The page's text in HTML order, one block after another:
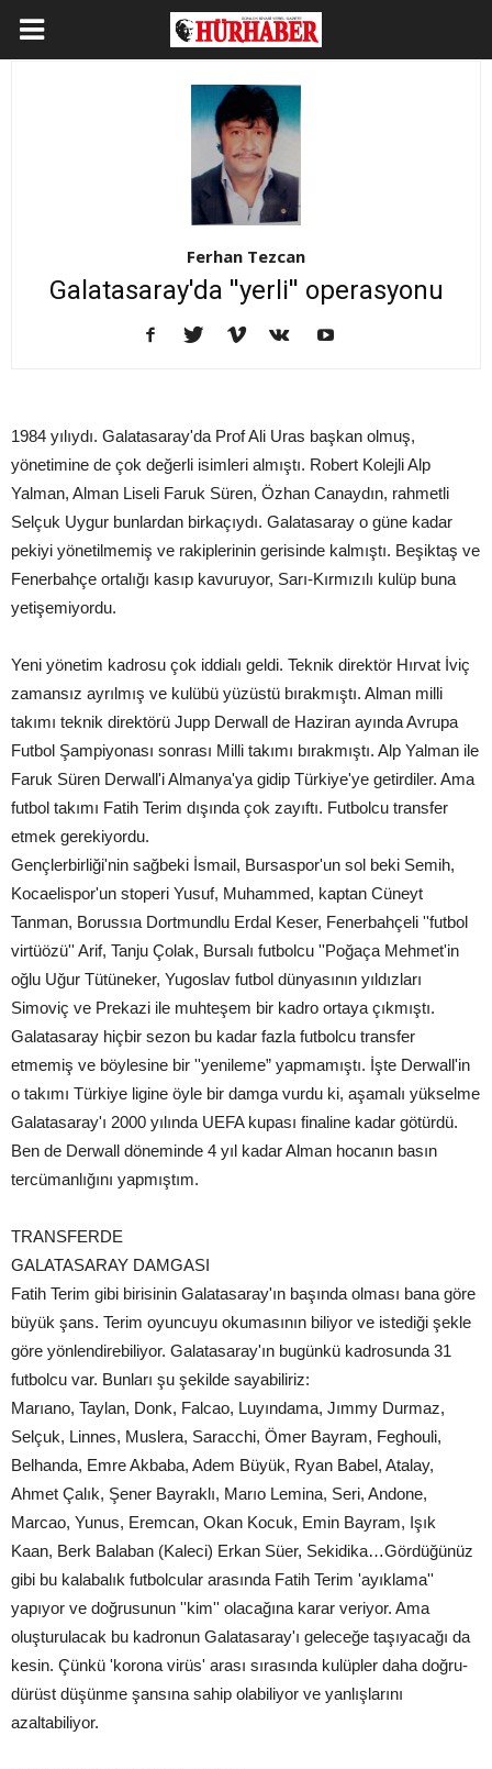
Ferhan Tezcan
Galatasaray'da ''yerli'' operasyonu
1984 yılıydı. Galatasaray'da Prof Ali Uras başkan olmuş,
yönetimine de çok değerli isimleri almıştı. Robert Kolejli Alp
Yalman, Alman Liseli Faruk Süren, Özhan Canaydın, rahmetli
Selçuk Uygur bunlardan birkaçıydı. Galatasaray o güne kadar
pekiyi yönetilmemiş ve rakiplerinin gerisinde kalmıştı. Beşiktaş ve
Fenerbahçe ortalığı kasıp kavuruyor, Sarı-Kırmızılı kulüp buna
yetişemiyordu.
Yeni yönetim kadrosu çok iddialı geldi. Teknik direktör Hırvat İviç
zamansız ayrılmış ve kulübü yüzüstü bırakmıştı. Alman milli
takımı teknik direktörü Jupp Derwall de Haziran ayında Avrupa
Futbol Şampiyonası sonrası Milli takımı bırakmıştı. Alp Yalman ile
Faruk Süren Derwall'i Almanya'ya gidip Türkiye'ye getirdiler. Ama
futbol takımı Fatih Terim dışında çok zayıftı. Futbolcu transfer
etmek gerekiyordu.
Gençlerbirliği'nin sağbeki İsmail, Bursaspor'un sol beki Semih,
Kocaelispor'un stoperi Yusuf, Muhammed, kaptan Cüneyt
Tanman, Borussıa Dortmundlu Erdal Keser, Fenerbahçeli ''futbol
virtüözü'' Arif, Tanju Çolak, Bursalı futbolcu ''Poğaça Mehmet'in
oğlu Uğur Tütüneker, Yugoslav futbol dünyasının yıldızları
Simoviç ve Prekazi ile muhteşem bir kadro ortaya çıkmıştı.
Galatasaray hiçbir sezon bu kadar fazla futbolcu transfer
etmemiş ve böylesine bir ''yenileme” yapmamıştı. İşte Derwall'in
o takımı Türkiye ligine öyle bir damga vurdu ki, aşamalı yükselme
Galatasaray'ı 2000 yılında UEFA kupası finaline kadar götürdü.
Ben de Derwall döneminde 4 yıl kadar Alman hocanın basın
tercümanlığını yapmıştım.
TRANSFERDE
GALATASARAY DAMGASI
Fatih Terim gibi birisinin Galatasaray'ın başında olması bana göre
büyük şans. Terim oyuncuyu okumasının biliyor ve istediği şekle
göre yönlendirebiliyor. Galatasaray'ın bugünkü kadrosunda 31
futbolcu var. Bunları şu şekilde sayabiliriz:
Marıano, Taylan, Donk, Falcao, Luyındama, Jımmy Durmaz,
Selçuk, Linnes, Muslera, Saracchi, Ömer Bayram, Feghouli,
Belhanda, Emre Akbaba, Adem Büyük, Ryan Babel, Atalay,
Ahmet Çalık, Şener Bayraklı, Marıo Lemina, Seri, Andone,
Marcao, Yunus, Eremcan, Okan Kocuk, Emin Bayram, Işık
Kaan, Berk Balaban (Kaleci) Erkan Süer, Sekidika…Gördüğünüz
gibi bu kalabalık futbolcular arasında Fatih Terim 'ayıklama''
yapıyor ve doğrusunun ''kim'' olacağına karar veriyor. Ama
oluşturulacak bu kadronun Galatasaray'ı geleceğe taşıyacağı da
kesin. Çünkü 'korona virüs' arası sırasında kulüpler daha doğru-
dürüst düşünme şansına sahip olabiliyor ve yanlışlarını
azaltabiliyor.